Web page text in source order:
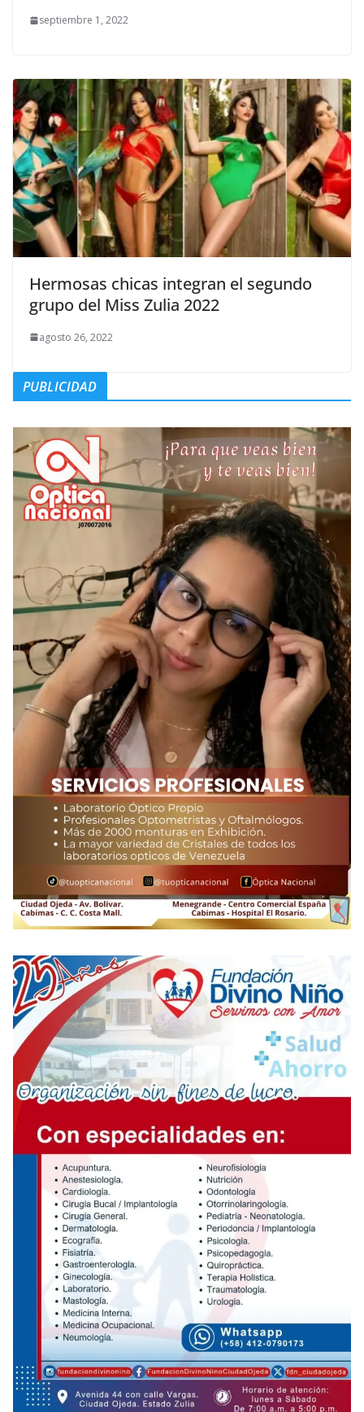
septiembre 1, 2022
Hermosas chicas integran el segundo
grupo del Miss Zulia 2022
agosto 26, 2022
PUBLICIDAD